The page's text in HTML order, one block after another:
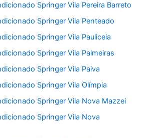
Springer Vila Pereira Barreto
Springer Vila Penteado
Springer Vila Pauliceia
Springer Vila Palmeiras
Springer Vila Paiva
Springer Vila Olímpia
Springer Vila Nova Mazzei
Springer Vila Nova